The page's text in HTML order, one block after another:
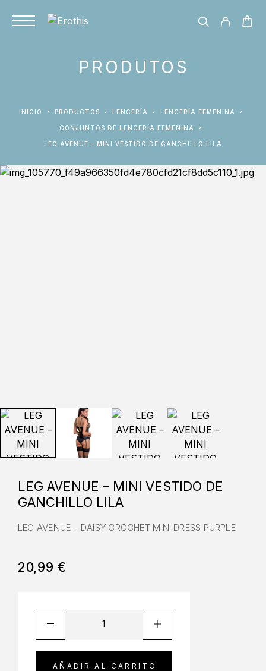
PRODUTOS
INICIO PRODUCTOS LENCERÍA LENCERÍA FEMENINA
CONJUNTOS DE LENCERÍA FEMENINA
LEG AVENUE – MINI VESTIDO DE GANCHILLO LILA
LEG AVENUE – MINI VESTIDO DE
GANCHILLO LILA
LEG AVENUE – DAISY CROCHET MINI DRESS PURPLE
20,99 €
AÑADIR AL CARRITO